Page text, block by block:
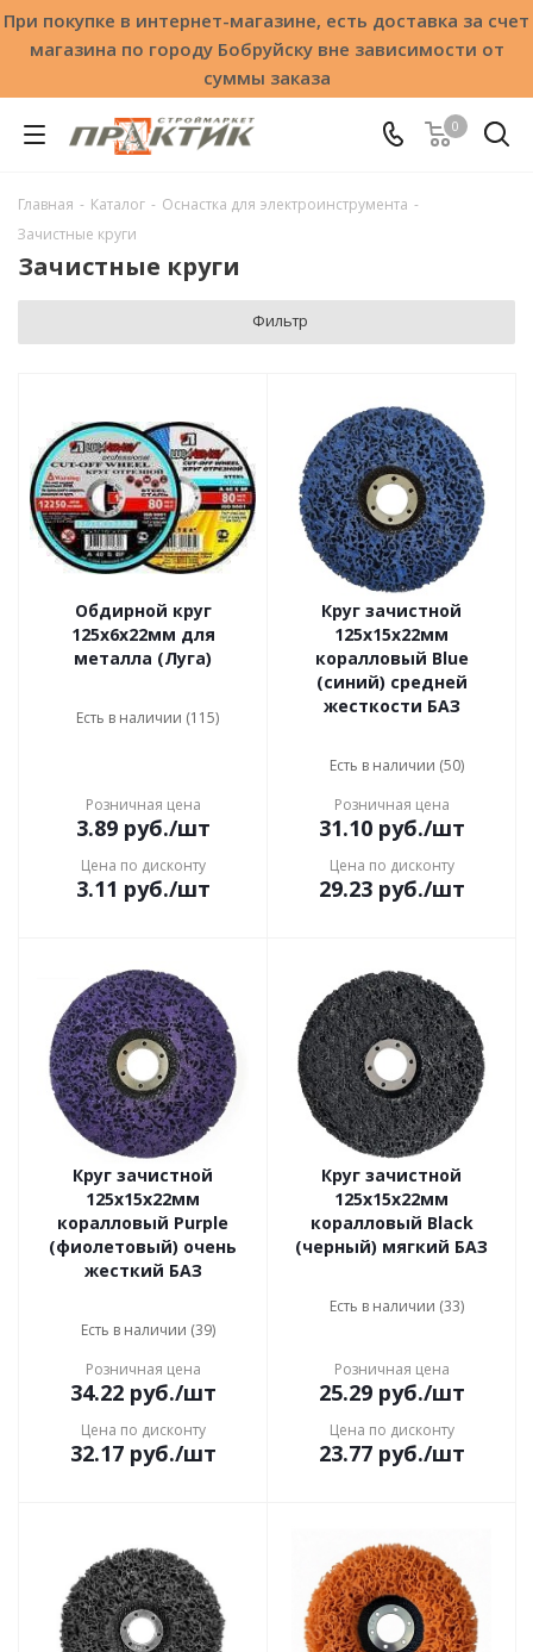
При покупке в интернет-магазине, есть доставка за счет
магазина по городу Бобруйску вне зависимости от
суммы заказа
0
Главная - Каталог - Оснастка для электроинструмента -
Зачистные круги
Зачистные круги
Фильтр
Обдирной круг
125х6х22мм для
металла (Луга)
Есть в наличии (115)
Розничная цена
3.89руб./шт
Цена по дисконту
3.11 руб./шт
Круг зачистной
125х15x22мм
коралловый Blue
(синий) средней
жесткости БАЗ
Есть в наличии (50)
Розничная цена
31.10руб./шт
Цена по дисконту
29.23руб./шт
Круг зачистной
125х15x22мм
коралловый Purple
(фиолетовый) очень
жесткий БАЗ
Есть в наличии (39)
Розничная цена
34.22руб./шт
Цена по дисконту
32.17руб./шт
Круг зачистной
125х15x22мм
коралловый Black
(черный) мягкий БАЗ
Есть в наличии (33)
Розничная цена
25.29руб./шт
Цена по дисконту
23.77руб./шт